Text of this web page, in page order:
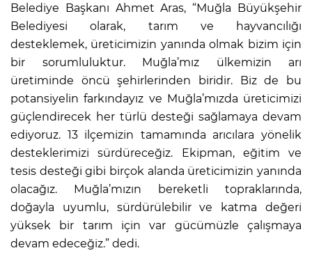
Belediye Başkanı Ahmet Aras, “Muğla Büyükşehir
Belediyesi olarak, tarım ve hayvancılığı
desteklemek, üreticimizin yanında olmak bizim için
bir sorumluluktur. Muğla’mız ülkemizin arı
üretiminde öncü şehirlerinden biridir. Biz de bu
potansiyelin farkındayız ve Muğla’mızda üreticimizi
güçlendirecek her türlü desteği sağlamaya devam
ediyoruz. 13 ilçemizin tamamında arıcılara yönelik
desteklerimizi sürdüreceğiz. Ekipman, eğitim ve
tesis desteği gibi birçok alanda üreticimizin yanında
olacağız. Muğla’mızın bereketli topraklarında,
doğayla uyumlu, sürdürülebilir ve katma değeri
yüksek bir tarım için var gücümüzle çalışmaya
devam edeceğiz.” dedi.